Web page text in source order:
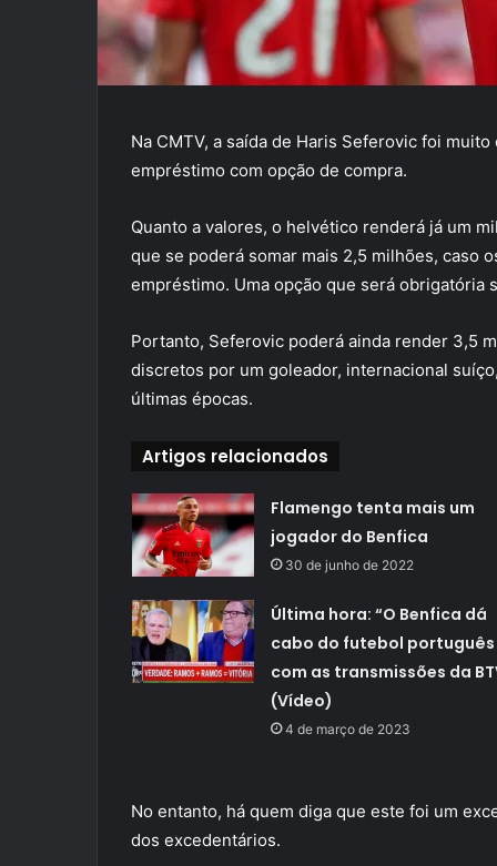
Na CMTV, a saída de Haris Seferovic foi
empréstimo com opção de compra.
Quanto a valores, o helvético renderá já um
que se poderá somar mais 2,5 milhões, caso
empréstimo. Uma opção que será obrigatória
Portanto, Seferovic poderá ainda render 3,5
discretos por um goleador, internacional
últimas épocas.
Artigos relacionados
Flamengo tenta mais um
jogador do Benfica
30 de junho de 2022
Última hora: “O Benfica dá
cabo do futebol português
com as transmissões da
(Vídeo)
4 de março de 2023
No entanto, há quem diga que este foi um
dos excedentários.